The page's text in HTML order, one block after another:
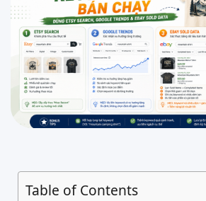
Table of Contents